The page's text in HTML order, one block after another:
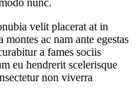
nunc.
velit placerat at in
ac nam ante egestas
a fames sociis
eu hendrerit scelerisque
non viverra